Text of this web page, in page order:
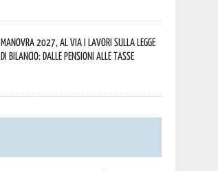
Manovra 2027, al via i lavori sulla Legge
di Bilancio: dalle pensioni alle tasse